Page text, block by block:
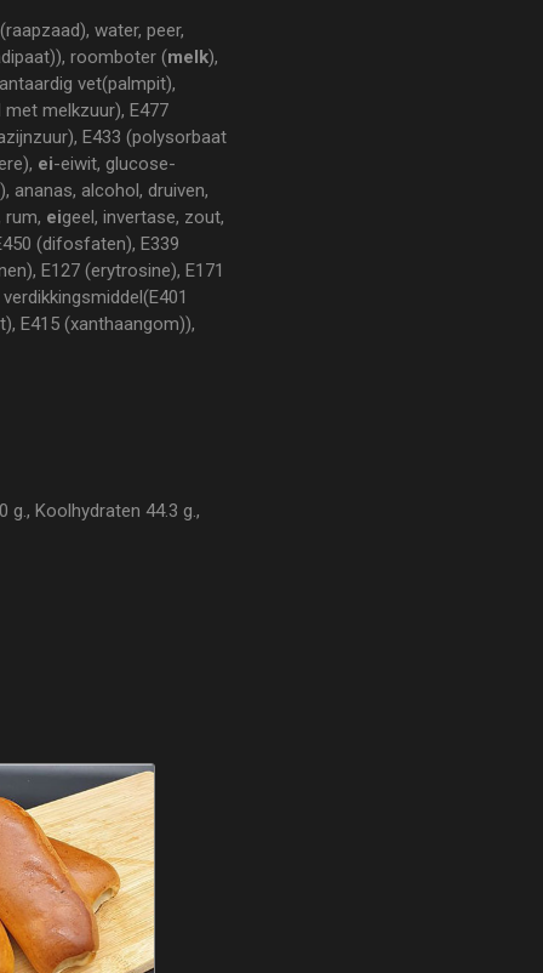
water, peer,
roomboter (melk),
vet(palmpit),
melkzuur), E477
E433 (polysorbaat
ei-eiwit, glucose-
ananas, alcohol, druiven,
rum, eigeel, invertase, zout,
(difosfaten), E339
E127 (erytrosine), E171
E415 (xanthaangom)),
g., Koolhydraten 44.3 g.,